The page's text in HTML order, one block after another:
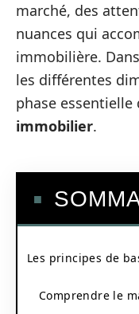
marché, des
nuances qui
immobilière.
les différentes
phase essentielle
immobilier.
Les principes de
Comprendre le